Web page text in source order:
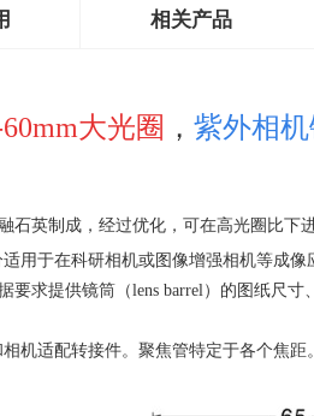
相关产品
大光圈 ， 紫外相
石英制成，经过优化，可在高光圈比下
用于在科研相机或图像增强相机等成像
要求提供镜筒（lens barrel ）的图纸尺寸
机适配转接件。聚焦管特定于各个焦距